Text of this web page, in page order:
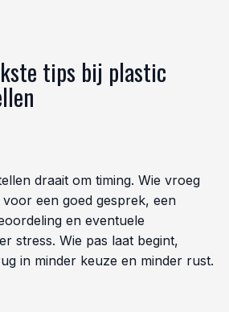
tips bij plastic
draait om timing. Wie vroeg
een goed gesprek, een
en eventuele
stress. Wie pas laat begint,
in minder keuze en minder rust.